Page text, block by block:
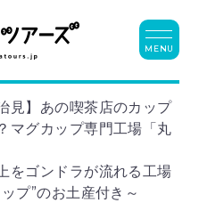
見】あの喫茶店のカップ
マグカップ専門工場「丸
をゴンドラが流れる工場
プ”のお土産付き～
MENU